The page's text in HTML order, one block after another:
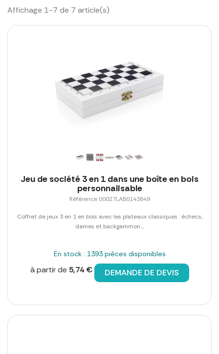
Affichage 1-7 de 7 article(s)
Jeu de société 3 en 1 dans une boîte en bois
personnalisable
Référence 00027LAB0143649
Coffret de jeux 3 en 1 en bois avec les plateaux classiques : échecs,
dames et backgammon....
En stock : 1393 pièces disponibles
à partir de 5,74 € DEMANDE DE DEVIS